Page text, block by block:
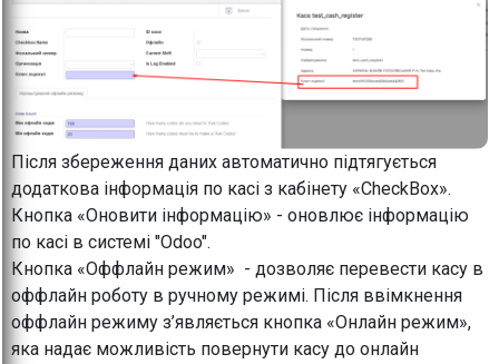
Після збереження даних автоматично підтягується
додаткова інформація по касі з кабінету «CheckBox».
Кнопка «Оновити інформацію» - оновлює інформацію
по касі в системі "Odoo".
Кнопка «Оффлайн режим» - дозволяє перевести касу в
оффлайн роботу в ручному режимі. Після ввімкнення
оффлайн режиму з’являється кнопка «Онлайн режим»,
яка надає можливість повернути касу до онлайн